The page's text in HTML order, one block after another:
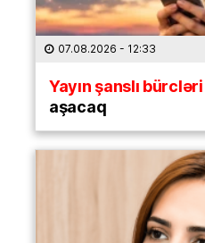
07.08.2026 - 12:33
Yayın şanslı bürcləri
aşacaq